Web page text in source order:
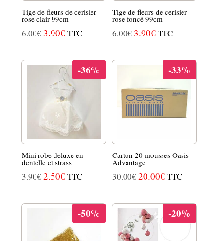
Tige de fleurs de cerisier
rose clair 99cm
6.00€ LE
INITIAL
ÉTAIT :
6.00€.
3.90€LE
ACTUEL
EST :
3.90€.
TTC
Tige de fleurs de cerisier
rose foncé 99cm
6.00€ LE
INITIAL
3.90€LE
ACTUEL
EST :
3.90€.
TTC
-36%
Mini robe deluxe en
dentelle et strass
3.90€LE
INITIAL
2.50€LE
ACTUEL
EST :
2.50€.
TTC
-33%
Carton 20 mousses Oasis
Advantage
30.00€LE
INITIAL
ÉTAIT :
30.00€.
20.00€LE
ACTUEL
EST :
20.00€.
TTC
-50% -20%